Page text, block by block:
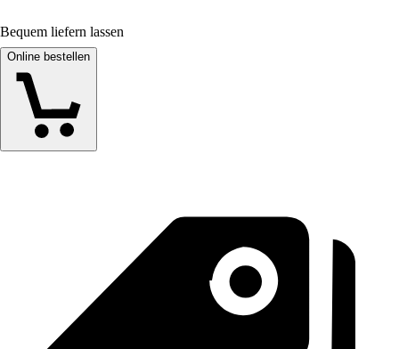
Bequem liefern lassen
Online bestellen